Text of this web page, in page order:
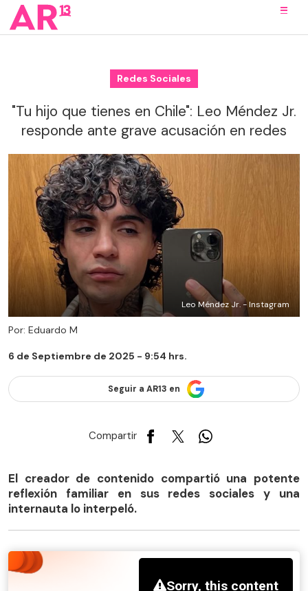
Redes Sociales
"Tu hijo que tienes en Chile": Leo Méndez Jr.
responde ante grave acusación en redes
Leo Méndez Jr. - Instagram
Por: Eduardo M
6 de Septiembre de 2025 - 9:54 hrs.
Seguir a AR13 en
Compartir
El creador de contenido compartió una potente
reflexión familiar en sus redes sociales y una
internauta lo interpeló.